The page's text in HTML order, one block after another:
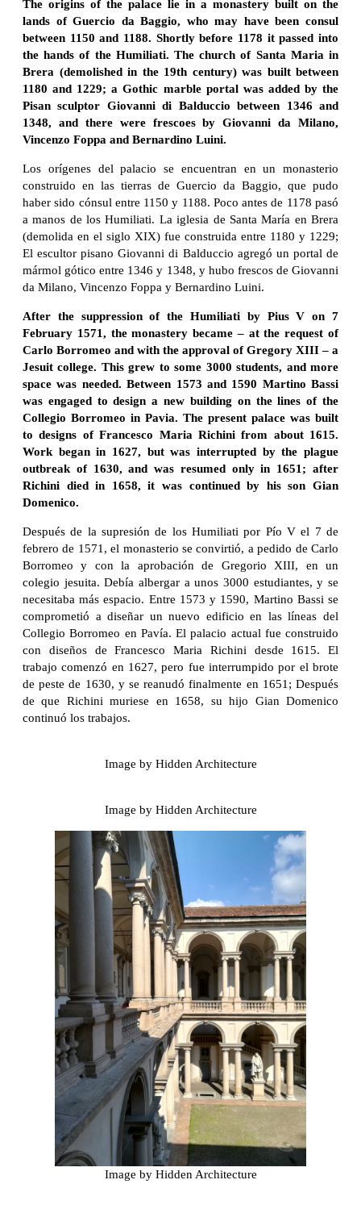
The origins of the palace lie in a monastery built on the
lands of Guercio da Baggio, who may have been consul
between 1150 and 1188. Shortly before 1178 it passed into
the hands of the Humiliati. The church of Santa Maria in
Brera (demolished in the 19th century) was built between
1180 and 1229; a Gothic marble portal was added by the
Pisan sculptor Giovanni di Balduccio between 1346 and
1348, and there were frescoes by Giovanni da Milano,
Vincenzo Foppa and Bernardino Luini.
Los orígenes del palacio se encuentran en un monasterio
construido en las tierras de Guercio da Baggio, que pudo
haber sido cónsul entre 1150 y 1188. Poco antes de 1178 pasó
a manos de los Humiliati. La iglesia de Santa María en Brera
(demolida en el siglo XIX) fue construida entre 1180 y 1229;
El escultor pisano Giovanni di Balduccio agregó un portal de
mármol gótico entre 1346 y 1348, y hubo frescos de Giovanni
da Milano, Vincenzo Foppa y Bernardino Luini.
After the suppression of the Humiliati by Pius V on 7
February 1571, the monastery became – at the request of
Carlo Borromeo and with the approval of Gregory XIII – a
Jesuit college. This grew to some 3000 students, and more
space was needed. Between 1573 and 1590 Martino Bassi
was engaged to design a new building on the lines of the
Collegio Borromeo in Pavia. The present palace was built
to designs of Francesco Maria Richini from about 1615.
Work began in 1627, but was interrupted by the plague
outbreak of 1630, and was resumed only in 1651; after
Richini died in 1658, it was continued by his son Gian
Domenico.
Después de la supresión de los Humiliati por Pío V el 7 de
febrero de 1571, el monasterio se convirtió, a pedido de Carlo
Borromeo y con la aprobación de Gregorio XIII, en un
colegio jesuita. Debía albergar a unos 3000 estudiantes, y se
necesitaba más espacio. Entre 1573 y 1590, Martino Bassi se
comprometió a diseñar un nuevo edificio en las líneas del
Collegio Borromeo en Pavía. El palacio actual fue construido
con diseños de Francesco Maria Richini desde 1615. El
trabajo comenzó en 1627, pero fue interrumpido por el brote
de peste de 1630, y se reanudó finalmente en 1651; Después
de que Richini muriese en 1658, su hijo Gian Domenico
continuó los trabajos.
Image by Hidden Architecture
Image by Hidden Architecture
Image by Hidden Architecture